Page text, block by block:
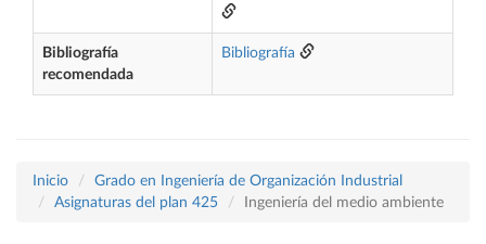
Bibliografía
recomendada
Bibliografía
Inicio
Grado en Ingeniería de Organización Industrial
Asignaturas del plan 425
Ingeniería del medio ambiente